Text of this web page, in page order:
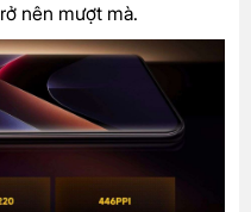
nên mượt mà.